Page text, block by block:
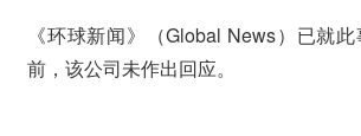
《环球新闻》（Global News）已就
前，该公司未作出回应。